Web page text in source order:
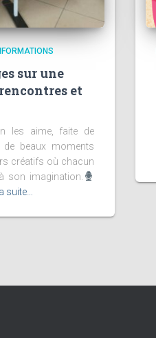
sur une
et
les aime, faite de
beaux moments
créatifs où chacun
son imagination.
suite…